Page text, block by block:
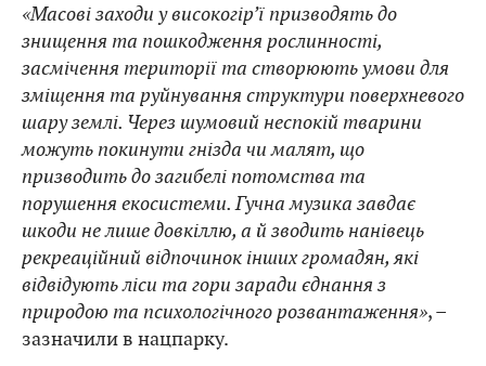
«Масові заходи у високогір’ї призводять до
знищення та пошкодження рослинності,
засмічення території та створюють умови для
зміщення та руйнування структури поверхневого
шару землі. Через шумовий неспокій тварини
можуть покинути гнізда чи малят, що
призводить до загибелі потомства та
порушення екосистеми. Гучна музика завдає
шкоди не лише довкіллю, а й зводить нанівець
рекреаційний відпочинок інших громадян, які
відвідують ліси та гори заради єднання з
природою та психологічного розвантаження», –
зазначили в нацпарку.